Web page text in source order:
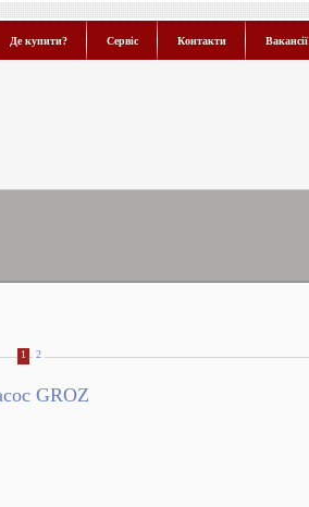
Де купити? Сервіс Контакти Вакансії
1 2
GROZ